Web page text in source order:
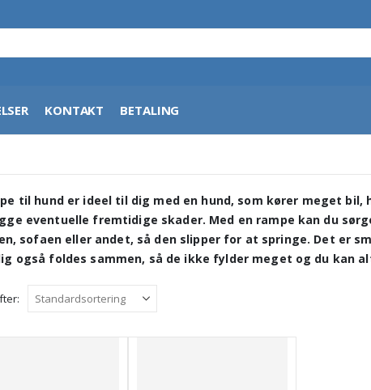
KONTAKT BETALING
til hund er ideel til dig med en hund, som kører meget
eventuelle fremtidige skader. Med en rampe kan du
sofaen eller andet, så den slipper for at springe. Det er
også foldes sammen, så de ikke fylder meget og du kan